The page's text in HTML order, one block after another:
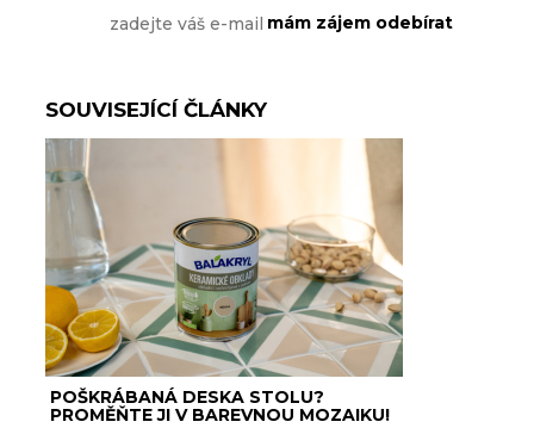
SOUVISEJÍCÍ ČLÁNKY
POŠKRÁBANÁ DESKA STOLU?
PROMĚŇTE JI V BAREVNOU MOZAIKU!